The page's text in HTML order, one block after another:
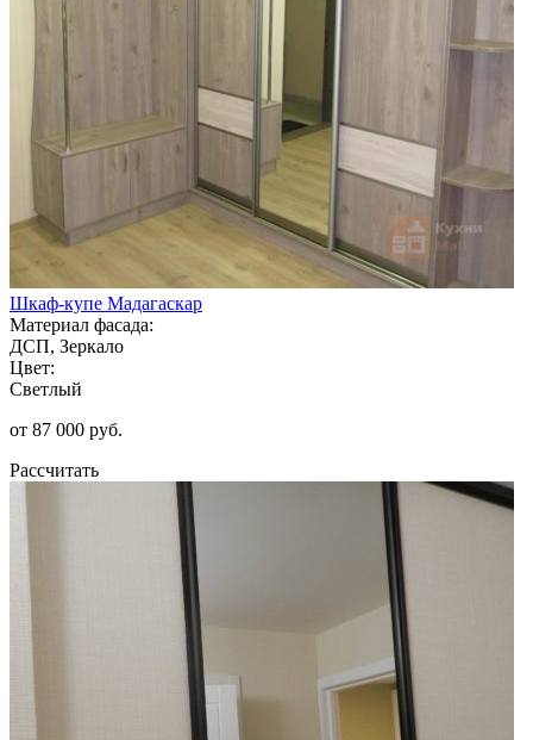
Шкаф-купе Мадагаскар
Материал фасада:
ДСП, Зеркало
Цвет:
Светлый
от 87 000 руб.
Рассчитать